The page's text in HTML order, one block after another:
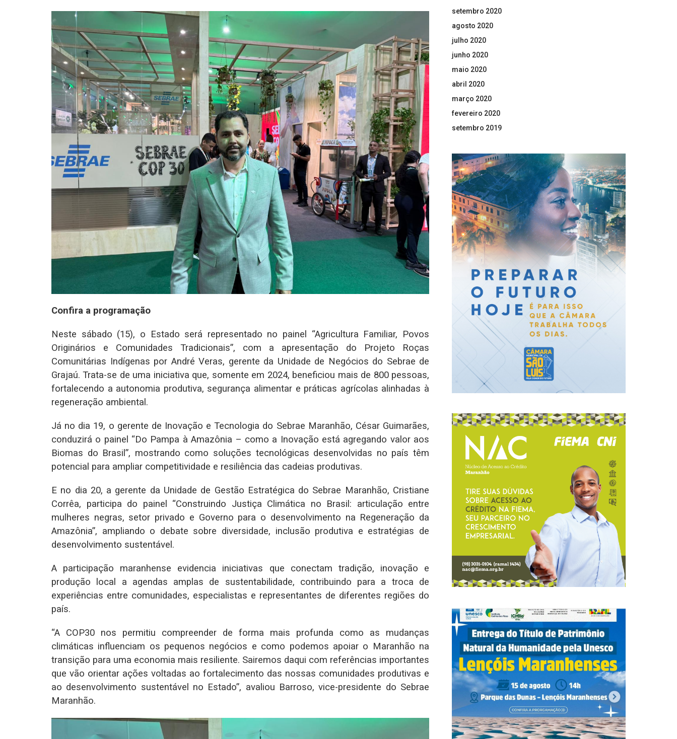
Confira a programação
Neste sábado (15), o Estado será representado no painel “Agricultura Familiar, Povos
Originários e Comunidades Tradicionais”, com a apresentação do Projeto Roças
Comunitárias Indígenas por André Veras, gerente da Unidade de Negócios do Sebrae de
Grajaú. Trata-se de uma iniciativa que, somente em 2024, beneficiou mais de 800 pessoas,
fortalecendo a autonomia produtiva, segurança alimentar e práticas agrícolas alinhadas à
regeneração ambiental.
Já no dia 19, o gerente de Inovação e Tecnologia do Sebrae Maranhão, César Guimarães,
conduzirá o painel “Do Pampa à Amazônia – como a Inovação está agregando valor aos
Biomas do Brasil”, mostrando como soluções tecnológicas desenvolvidas no país têm
potencial para ampliar competitividade e resiliência das cadeias produtivas.
E no dia 20, a gerente da Unidade de Gestão Estratégica do Sebrae Maranhão, Cristiane
Corrêa, participa do painel “Construindo Justiça Climática no Brasil: articulação entre
mulheres negras, setor privado e Governo para o desenvolvimento na Regeneração da
Amazônia”, ampliando o debate sobre diversidade, inclusão produtiva e estratégias de
desenvolvimento sustentável.
A participação maranhense evidencia iniciativas que conectam tradição, inovação e
produção local a agendas amplas de sustentabilidade, contribuindo para a troca de
experiências entre comunidades, especialistas e representantes de diferentes regiões do
país.
“A COP30 nos permitiu compreender de forma mais profunda como as mudanças
climáticas influenciam os pequenos negócios e como podemos apoiar o Maranhão na
transição para uma economia mais resiliente. Sairemos daqui com referências importantes
que vão orientar ações voltadas ao fortalecimento das nossas comunidades produtivas e
ao desenvolvimento sustentável no Estado”, avaliou Barroso, vice-presidente do Sebrae
Maranhão.
setembro 2020
agosto 2020
julho 2020
junho 2020
maio 2020
abril 2020
março 2020
fevereiro 2020
setembro 2019